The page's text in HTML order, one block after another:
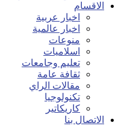
الاقسام
اخبار عربية
اخبار عالمية
منوعات
اسلاميات
تعليم وجامعات
ثقافة عامة
مقالات الراي
تكنولوجيا
كاريكاتير
الاتصال بنا